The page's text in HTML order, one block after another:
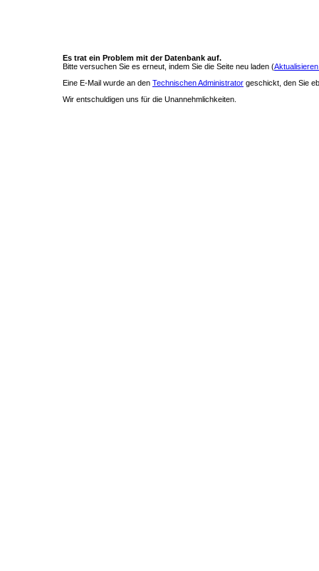
Es trat ein Problem mit der Datenbank auf.
Bitte versuchen Sie es erneut, indem Sie die Seite neu laden (
Eine E-Mail wurde an den Technischen Administrator geschickt, den Sie
Wir entschuldigen uns für die Unannehmlichkeiten.